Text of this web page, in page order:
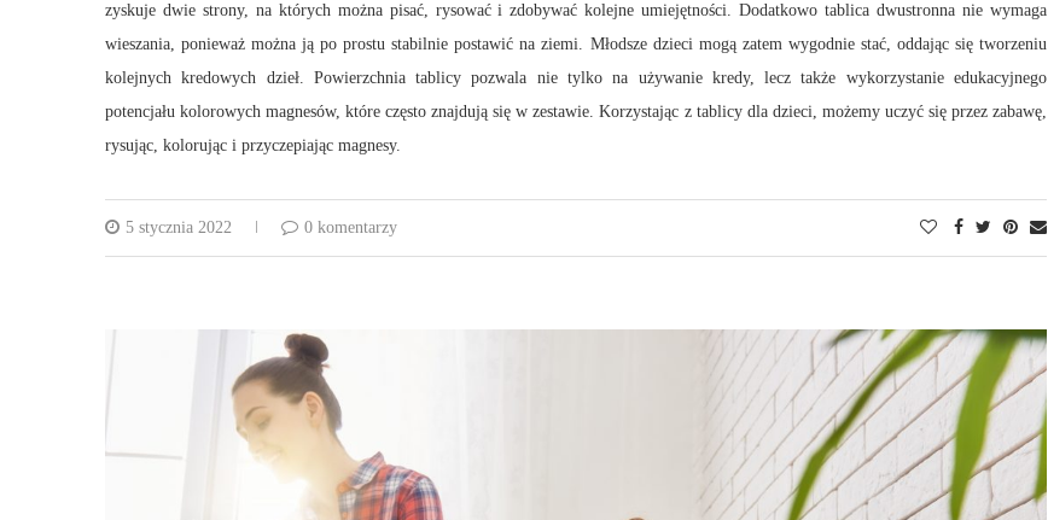
zyskuje dwie strony, na których można pisać, rysować i zdobywać kolejne umiejętności. Dodatkowo tablica dwustronna nie wymaga
wieszania, ponieważ można ją po prostu stabilnie postawić na ziemi. Młodsze dzieci mogą zatem wygodnie stać, oddając się tworzeniu
kolejnych kredowych dzieł. Powierzchnia tablicy pozwala nie tylko na używanie kredy, lecz także wykorzystanie edukacyjnego
potencjału kolorowych magnesów, które często znajdują się w zestawie. Korzystając z tablicy dla dzieci, możemy uczyć się przez zabawę,
rysując, kolorując i przyczepiając magnesy.
5 stycznia 2022 0 komentarzy